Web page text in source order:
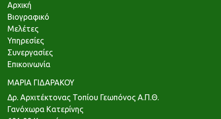
Αρχική
Βιογραφικό
Μελέτες
Υπηρεσίες
Συνεργασίες
Επικοινωνία
ΜΑΡΙΑ ΓΙΔΑΡΑΚΟΥ
Δρ. Αρχιτέκτονας Τοπίου Γεωπόνος Α.Π.Θ.
Γανόχωρα Κατερίνης